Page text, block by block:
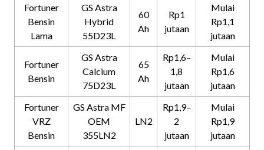
Fortuner
Bensin
Lama
GS Astra
Hybrid
55D23L
60
Ah
Rp1
jutaan
Mulai
Rp1,1
jutaan
Fortuner
Bensin
GS Astra
Calcium
75D23L
65
Ah
Rp1,6–
1,8
jutaan
Mulai
Rp1,6
jutaan
Fortuner
VRZ
Bensin
GS Astra MF
OEM
355LN2
LN2
Rp1,9–
2
jutaan
Mulai
Rp1,9
jutaan